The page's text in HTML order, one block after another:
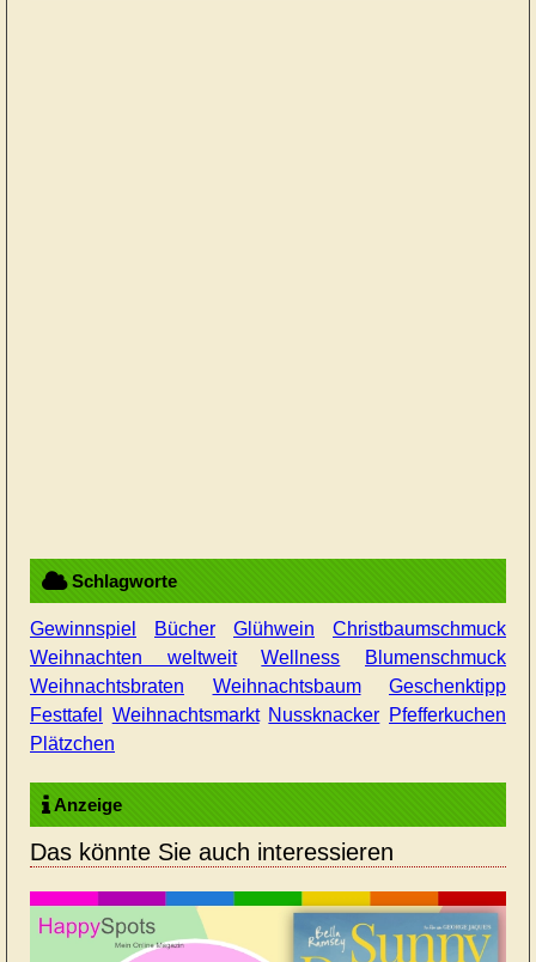
Schlagworte
Gewinnspiel Bücher Glühwein
Christbaumschmuck
Weihnachten weltweit
Wellness
Blumenschmuck
Weihnachtsbraten
Weihnachtsbaum
Geschenktipp
Festtafel
Weihnachtsmarkt Nussknacker Pfefferkuchen
Plätzchen
Anzeige
Das könnte Sie auch interessieren